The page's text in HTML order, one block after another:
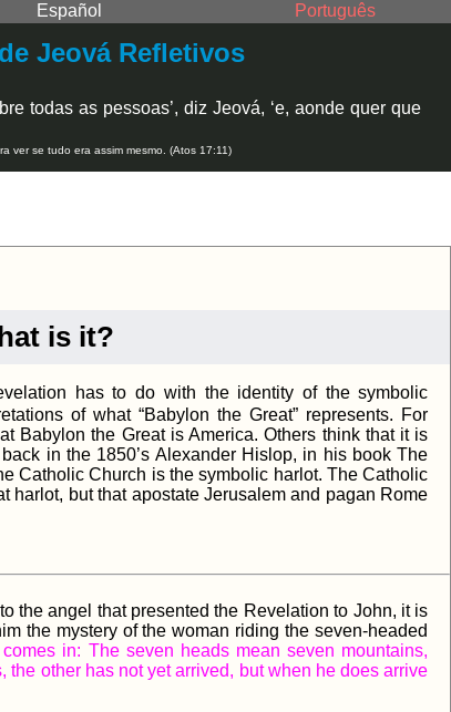
Español Português
Jeová Refletivos
todas as pessoas’, diz Jeová, ‘e, aonde quer que
ver se tudo era assim mesmo. (Atos 17:11)
is it?
has to do with the identity of the symbolic
of what “Babylon the Great” represents. For
Babylon the Great is America. Others think that it is
in the 1850’s Alexander Hislop, in his book The
Catholic Church is the symbolic harlot. The Catholic
harlot, but that apostate Jerusalem and pagan Rome
the angel that presented the Revelation to John, it is
the mystery of the woman riding the seven-headed
in: The seven heads mean seven mountains,
other has not yet arrived, but when he does arrive